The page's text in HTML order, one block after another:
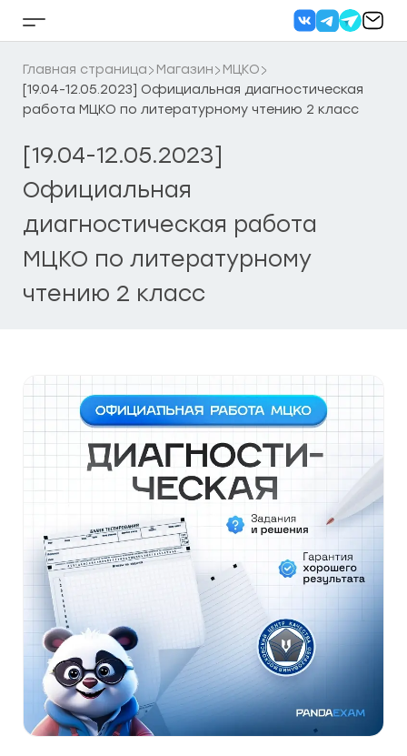
Кнопка
бокового
меню
Главная страница Магазин
МЦКО
[19.04-12.05.2023] Официальная диагностическая
работа МЦКО по литературному чтению 2 класс
[19.04-12.05.2023]
Официальная
диагностическая работа
МЦКО по литературному
чтению 2 класс